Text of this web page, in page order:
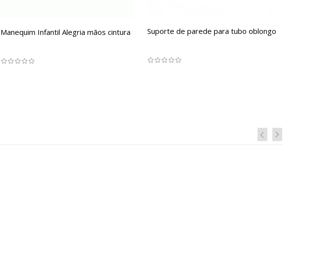
Manequim Infantil Alegria mãos cintura Suporte de parede para tubo oblongo